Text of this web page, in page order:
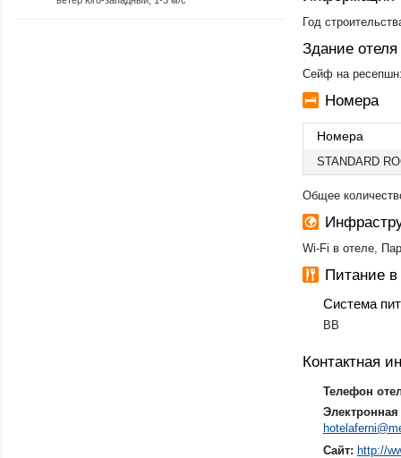
Год
Здание отеля
Сейф на
Номера
Номера
STANDARD
Общее
Wi-Fi в отеле,
Питание в
Система
BB
Контактная
Телефон
Электронная
Сайт: http://